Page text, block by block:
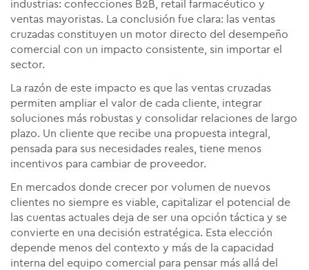
industrias: confecciones B2B, retail farmacéutico y
ventas mayoristas. La conclusión fue clara: las ventas
cruzadas constituyen un motor directo del desempeño
comercial con un impacto consistente, sin importar el
sector.
La razón de este impacto es que las ventas cruzadas
permiten ampliar el valor de cada cliente, integrar
soluciones más robustas y consolidar relaciones de largo
plazo. Un cliente que recibe una propuesta integral,
pensada para sus necesidades reales, tiene menos
incentivos para cambiar de proveedor.
En mercados donde crecer por volumen de nuevos
clientes no siempre es viable, capitalizar el potencial de
las cuentas actuales deja de ser una opción táctica y se
convierte en una decisión estratégica. Esta elección
depende menos del contexto y más de la capacidad
interna del equipo comercial para pensar más allá del